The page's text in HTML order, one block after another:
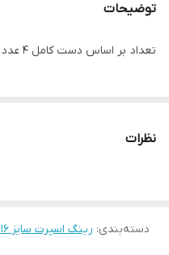
توضیحات
تعداد بر اساس دست کامل ۴ عدد میباشد،
نظرات
دسته‌بندی: رینگ اسپرت سایز ۱۶ (OZ) نقره‌ای